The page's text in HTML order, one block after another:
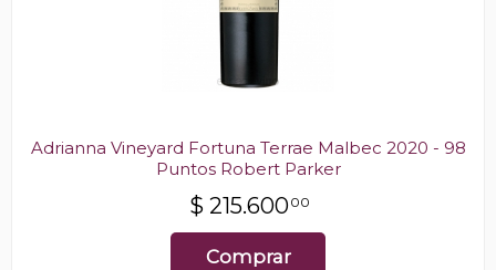
Adrianna Vineyard Fortuna Terrae Malbec 2020 - 98
Puntos Robert Parker
$ 215.60000
Comprar